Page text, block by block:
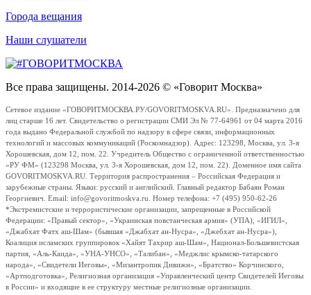
Города вещания
Наши слушатели
Все права защищены. 2014-2026 © «Говорит Москва»
Сетевое издание «ГОВОРИТМОСКВА.РУ/GOVORITMOSKVA.RU». Предназначено для
лиц старше 16 лет. Свидетельство о регистрации СМИ Эл № 77-64961 от 04 марта 2016
года выдано Федеральной службой по надзору в сфере связи, информационных
технологий и массовых коммуникаций (Роскомнадзор). Адрес: 123298, Москва, ул. 3-я
Хорошевская, дом 12, пом. 22. Учредитель Общество с ограниченной ответственностью
«РУ ФМ» (123298 Москва, ул. 3-я Хорошевская, дом 12, пом. 22). Доменное имя сайта
GOVORITMOSKVA.RU. Территория распространения – Российская Федерация и
зарубежные страны. Языки: русский и английский. Главный редактор Бабаян Роман
Георгиевич. Email: info@govoritmoskva.ru. Номер телефона: +7 (495) 950-62-26
*Экстремистские и террористические организации, запрещенные в Российской
Федерации: «Правый сектор», «Украинская повстанческая армия» (УПА), «ИГИЛ»,
«Джабхат Фатх аш-Шам» (бывшая «Джабхат ан-Нусра», «Джебхат ан-Нусра»),
Коалиция исламских группировок «Хайят Тахрир аш-Шам», Национал-Большевистская
партия, «Аль-Каида», «УНА-УНСО», «Талибан», «Меджлис крымско-татарского
народа», «Свидетели Иеговы», «Мизантропик Дивижн», «Братство» Корчинского,
«Артподготовка», Религиозная организация «Управленческий центр Свидетелей Иеговы
в России» и входящие в ее структуру местные религиозные организации.